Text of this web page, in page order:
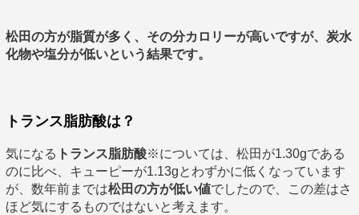
松田の方が脂質が多く、その分カロリーが高いですが、炭水
化物や塩分が低いという結果です。
トランス脂肪酸は？
気になる トランス脂肪酸※については、松田が1.30gである
のに比べ、キューピーが1.13gとわずかに低くなっています
が、数年前までは松田の方が低い値でしたので、この差はさ
ほど気にするものではないと考えます。